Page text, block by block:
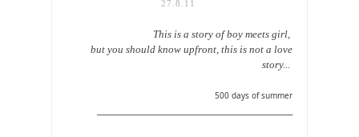
27.8.11
This is a story of boy meets girl,
but you should know upfront, this is not a love
story...
500 days of summer